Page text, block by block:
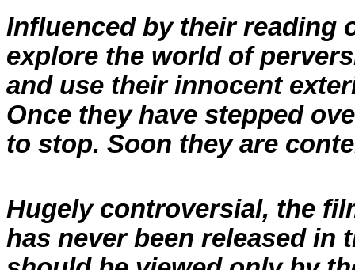
Influenced by their reading
explore the world of
and use their innocent
Once they have stepped
to stop. Soon they are
Hugely controversial, the
has never been released in